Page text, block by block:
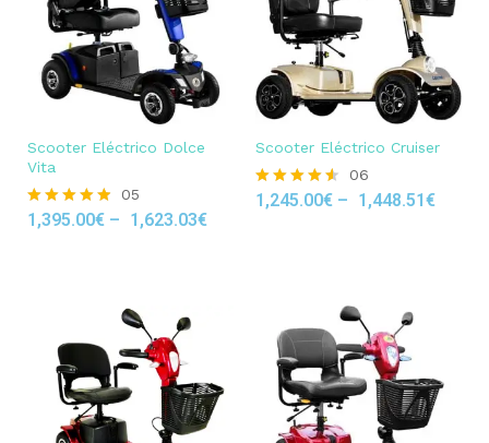
Scooter Eléctrico Dolce
Vita
Rated
05
1,395.00€ – 1,623.03€
Scooter Eléctrico Cruiser
Rated
06
1,245.00€ – 1,448.51€